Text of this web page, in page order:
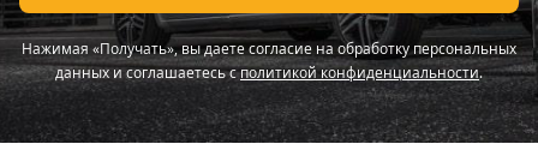
Нажимая «Получать», вы даете согласие на обработку персональных
данных и соглашаетесь сполитикой конфиденциальности.